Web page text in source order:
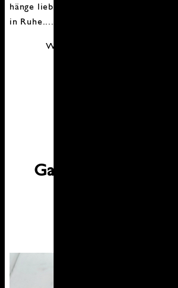
hänge lieber noch ein paar 5en
in Ruhe....
Welchen Hofladen könnt ihr
Garnelen in